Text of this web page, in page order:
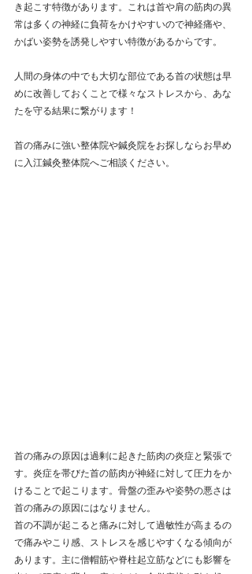
き起こす特徴があります。これは首や肩の筋肉の異
常は多くの神経に負荷をかけやすいので神経痛や、
かばい姿勢を誘発しやすい特徴があるからです。
人間の身体の中でも大切な部位である首の状態は早
めに改善しておくことで様々なストレスから、あな
たを守る結果に繋がります！
首の痛みに強い整体院や鍼灸院をお探しならお早め
に入江鍼灸整体院へご相談ください。
首の痛みの原因は過剰に起きた筋肉の炎症と緊張で
す。炎症を帯びた首の筋肉が神経に対して圧力をか
けることで起こります。骨盤の歪みや姿勢の悪さは
首の痛みの原因にはなりません。
首の不調が起こると痛みに対して過敏性が高まるの
で痛みやこり感、ストレスを感じやすくなる傾向が
あります。主に僧帽筋や脊柱起立筋などにも影響を